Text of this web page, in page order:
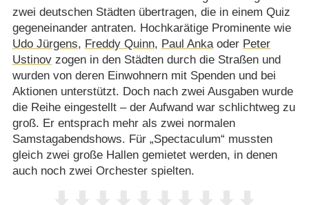
zwei deutschen Städten übertragen, die in einem Quiz
gegeneinander antraten. Hochkarätige Prominente wie
Udo Jürgens, Freddy Quinn, Paul Ankaoder Peter
Ustinovzogen in den Städten durch die Straßen und
wurden von deren Einwohnern mit Spenden und bei
Aktionen unterstützt. Doch nach zwei Ausgaben wurde
die Reihe eingestellt – der Aufwand war schlichtweg zu
groß. Er entsprach mehr als zwei normalen
Samstagabendshows. Für „Spectaculum“ mussten
gleich zwei große Hallen gemietet werden, in denen
auch noch zwei Orchester spielten.